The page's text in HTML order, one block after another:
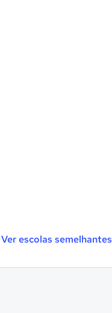
Ver escolas semelhantes